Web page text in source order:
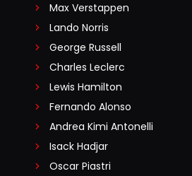
Max Verstappen
Lando Norris
George Russell
Charles Leclerc
Lewis Hamilton
Fernando Alonso
Andrea Kimi Antonelli
Isack Hadjar
Oscar Piastri